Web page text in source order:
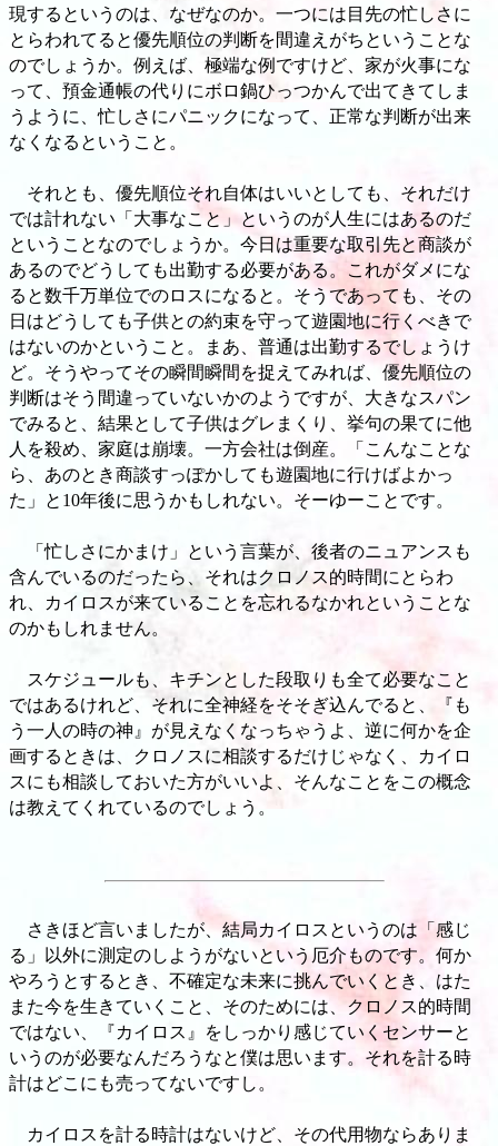
現するというのは、なぜなのか。一つには目先の忙しさに
とらわれてると優先順位の判断を間違えがちということな
のでしょうか。例えば、極端な例ですけど、家が火事にな
って、預金通帳の代りにボロ鍋ひっつかんで出てきてしま
うように、忙しさにパニックになって、正常な判断が出来
なくなるということ。
それとも、優先順位それ自体はいいとしても、それだけ
では計れない「大事なこと」というのが人生にはあるのだ
ということなのでしょうか。今日は重要な取引先と商談が
あるのでどうしても出勤する必要がある。これがダメにな
ると数千万単位でのロスになると。そうであっても、その
日はどうしても子供との約束を守って遊園地に行くべきで
はないのかということ。まあ、普通は出勤するでしょうけ
ど。そうやってその瞬間瞬間を捉えてみれば、優先順位の
判断はそう間違っていないかのようですが、大きなスパン
でみると、結果として子供はグレまくり、挙句の果てに他
人を殺め、家庭は崩壊。一方会社は倒産。「こんなことな
ら、あのとき商談すっぽかしても遊園地に行けばよかっ
た」と10年後に思うかもしれない。そーゆーことです。
「忙しさにかまけ」という言葉が、後者のニュアンスも
含んでいるのだったら、それはクロノス的時間にとらわ
れ、カイロスが来ていることを忘れるなかれということな
のかもしれません。
スケジュールも、キチンとした段取りも全て必要なこと
ではあるけれど、それに全神経をそそぎ込んでると、『も
う一人の時の神』が見えなくなっちゃうよ、逆に何かを企
画するときは、クロノスに相談するだけじゃなく、カイロ
スにも相談しておいた方がいいよ、そんなことをこの概念
は教えてくれているのでしょう。
さきほど言いましたが、結局カイロスというのは「感じ
る」以外に測定のしようがないという厄介ものです。何か
やろうとするとき、不確定な未来に挑んでいくとき、はた
また今を生きていくこと、そのためには、クロノス的時間
ではない、『カイロス』をしっかり感じていくセンサーと
いうのが必要なんだろうなと僕は思います。それを計る時
計はどこにも売ってないですし。
カイロスを計る時計はないけど、その代用物ならありま